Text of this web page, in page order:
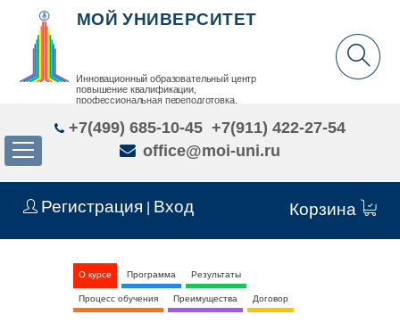
Регистрация Вход Корзина
МОЙ УНИВЕРСИТЕТ
Инновационный образовательный центр
повышение квалификации,
профессиональная переподготовка,
+7(499) 685-10-45 +7(911) 422-27-54
office@moi-uni.ru
О курсе Программа Результаты
Процесс обучения Преимущества Договор